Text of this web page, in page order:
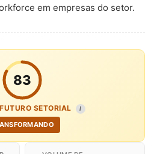
em empresas do setor.
83
SETORIAL I